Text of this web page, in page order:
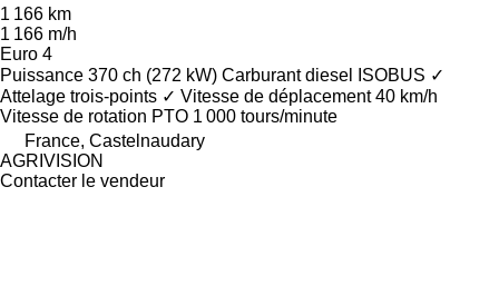
1 166 km
1 166 m/h
Euro 4
Puissance 370 ch (272 kW) Carburant diesel ISOBUS ✓
Attelage trois-points ✓ Vitesse de déplacement 40 km/h
Vitesse de rotation PTO 1 000 tours/minute
France, Castelnaudary
AGRIVISION
Contacter le vendeur